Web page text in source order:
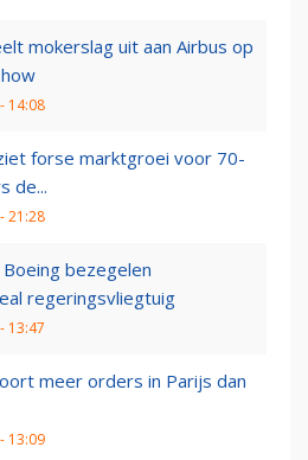
mokerslag uit aan Airbus op
14:08
forse marktgroei voor 70-
de...
21:28
Boeing bezegelen
regeringsvliegtuig
13:47
meer orders in Parijs dan
13:09